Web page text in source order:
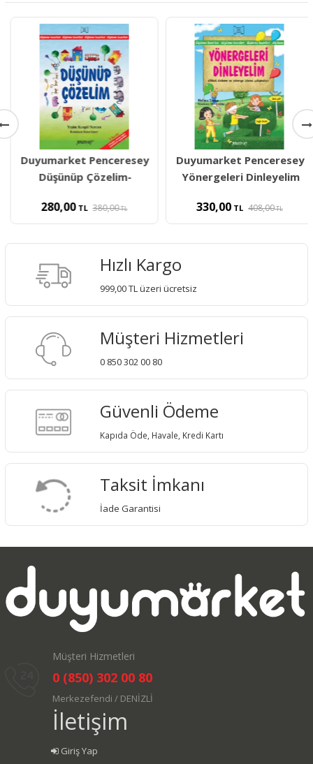
Duyumarket Penceresey
Düşünüp Çözelim-
280,00TL 380,00TL
Duyumarket Penceresey
Yönergeleri Dinleyelim
330,00TL 408,00TL
Hızlı Kargo
999,00 TL üzeri ücretsiz
Müşteri Hizmetleri
0 850 302 00 80
Güvenli Ödeme
Kapıda Öde, Havale, Kredi Kartı
Taksit İmkanı
İade Garantisi
Müşteri Hizmetleri
0 (850) 302 00 80
Merkezefendi / DENİZLİ
İletişim
Giriş Yap